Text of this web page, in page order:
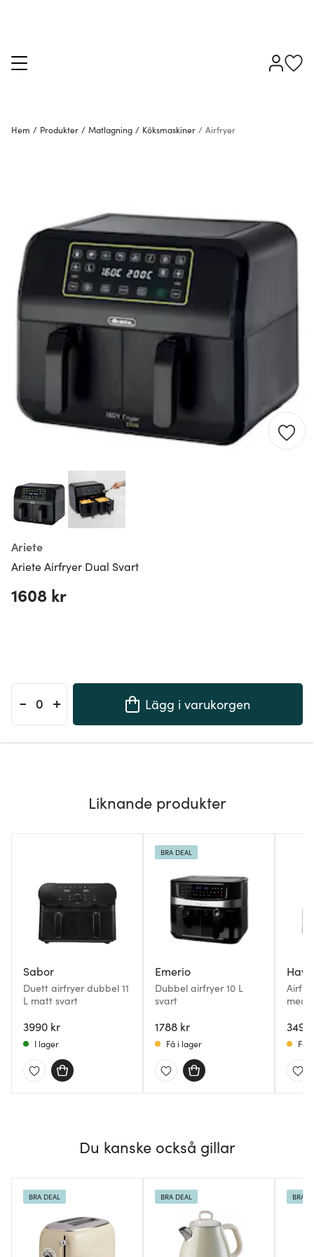
Hem / Produkter / Matlagning / Köksmaskiner / Airfryer
Ariete
Ariete Airfryer Dual Svart
1608 kr
- + Lägg i varukorgen
Liknande produkter
Sabor
Duett airfryer dubbel 11
L matt svart
3990 kr
I lager
Emerio
Dubbel airfryer 10 L
svart
1788 kr
BRA DEAL
Få i lager
Haws
med
Få
Du kanske också gillar
BRA DEAL BRA DEAL BRA